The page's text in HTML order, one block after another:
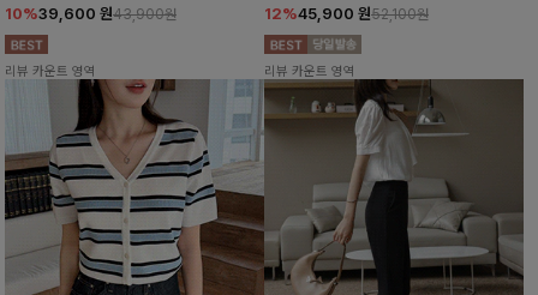
10%39,600 원43,900원
리뷰 카운트 영역
12%45,900 원52,100원
리뷰 카운트 영역